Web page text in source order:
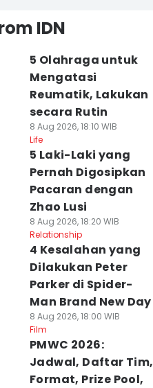
IDN
5 Olahraga untuk
Mengatasi
Reumatik, Lakukan
secara Rutin
8 Aug 2026, 18:10 WIB
Life
5 Laki-Laki yang
Pernah Digosipkan
Pacaran dengan
Zhao Lusi
8 Aug 2026, 18:20 WIB
Relationship
4 Kesalahan yang
Dilakukan Peter
Parker di Spider-
Man Brand New Day
8 Aug 2026, 18:00 WIB
Film
PMWC 2026:
Jadwal, Daftar Tim,
Format, Prize Pool,